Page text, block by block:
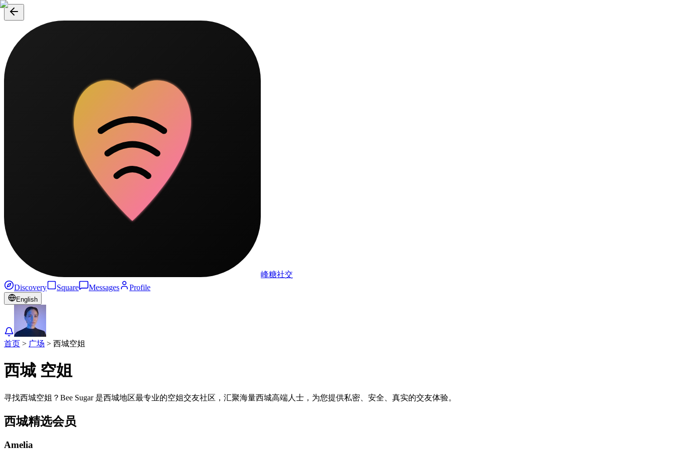
峰糖社交
Discovery
Square Messages Profile
English
首页 > 广场 > 西城空姐
西城 空姐
寻找西城空姐？Bee Sugar 是西城地区最专业的空姐交友社区，汇聚海量西城高端人士，为您提供私密、安全、真实的交友体验。
西城精选会员
Amelia